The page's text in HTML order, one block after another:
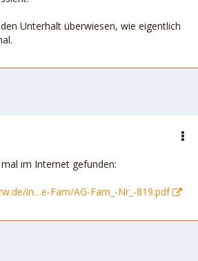
Unterhalt überwiesen, wie eigentlich
im Internet gefunden:
in…e-Fam/AG-Fam_-Nr_-819.pdf